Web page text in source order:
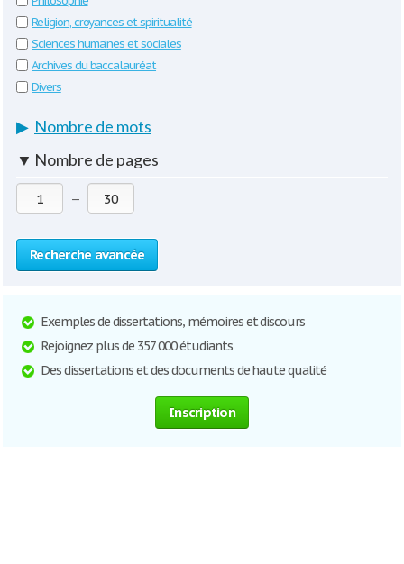
Religion, croyances et spiritualité
Sciences humaines et sociales
Archives du baccalauréat
Divers
▶ Nombre de mots
▼ Nombre de pages
—
Recherche avancée
Exemples de dissertations, mémoires et discours
Rejoignez plus de 357 000 étudiants
Des dissertations et des documents de haute qualité
Inscription